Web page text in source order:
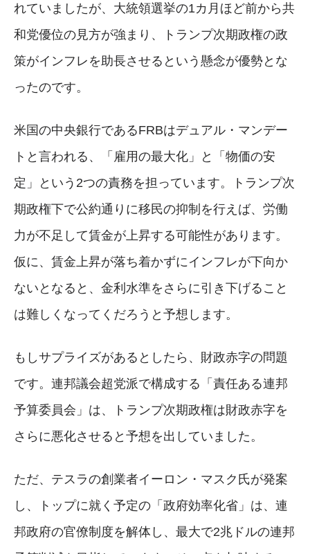
れていましたが、大統領選挙の1カ月ほど前から共
和党優位の見方が強まり、トランプ次期政権の政
策がインフレを助長させるという懸念が優勢とな
ったのです。
米国の中央銀行であるFRBはデュアル・マンデー
トと言われる、「雇用の最大化」と「物価の安
定」という2つの責務を担っています。トランプ次
期政権下で公約通りに移民の抑制を行えば、労働
力が不足して賃金が上昇する可能性があります。
仮に、賃金上昇が落ち着かずにインフレが下向か
ないとなると、金利水準をさらに引き下げること
は難しくなってくだろうと予想します。
もしサプライズがあるとしたら、財政赤字の問題
です。連邦議会超党派で構成する「責任ある連邦
予算委員会」は、トランプ次期政権は財政赤字を
さらに悪化させると予想を出していました。
ただ、テスラの創業者イーロン・マスク氏が発案
し、トップに就く予定の「政府効率化省」は、連
邦政府の官僚制度を解体し、最大で2兆ドルの連邦